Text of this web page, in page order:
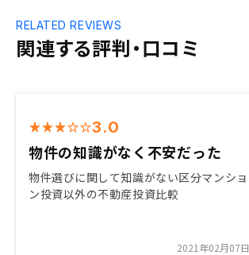
関連する評判・口コミ
RELATED REVIEWS
3.0
物件の知識がなく不安だった
物件選びに関して知識がない区分マンショ
ン投資以外の不動産投資比較
2021年02月07日